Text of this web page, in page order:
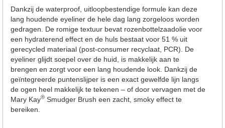
Dankzij de waterproof, uitloopbestendige formule kan deze
lang houdende eyeliner de hele dag lang zorgeloos worden
gedragen. De romige textuur bevat rozenbottelzaadolie voor
een hydraterend effect en de huls bestaat voor 51 % uit
gerecycled materiaal (post-consumer recyclaat, PCR). De
eyeliner glijdt soepel over de huid, is makkelijk aan te
brengen en zorgt voor een lang houdende look. Dankzij de
geïntegreerde puntenslijper is een exact gewelfde lijn langs
de ogen heel makkelijk te tekenen – of door vervagen met de
Mary Kay® Smudger Brush een zacht, smoky effect te
bereiken.